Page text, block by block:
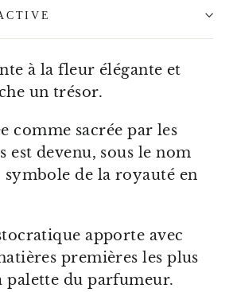
à la fleur élégante et
un trésor.
comme sacrée par les
est devenu, sous le nom
symbole de la royauté en
apporte avec
premières les plus
palette du parfumeur.